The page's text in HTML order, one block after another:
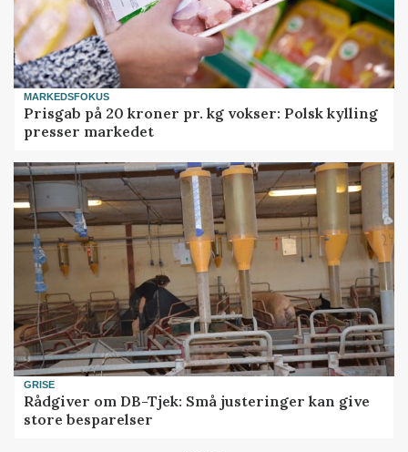
MARKEDSFOKUS
Prisgab på 20 kroner pr. kg vokser: Polsk kylling
presser markedet
GRISE
Rådgiver om DB-Tjek: Små justeringer kan give
store besparelser